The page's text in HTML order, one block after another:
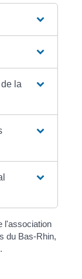
la
l'association
du Bas-Rhin,